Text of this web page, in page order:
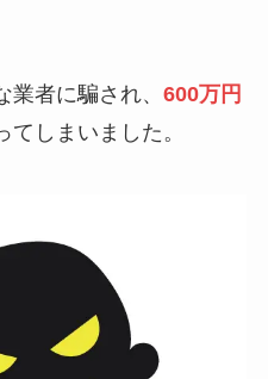
者に騙され、 600万円
てしまいました。